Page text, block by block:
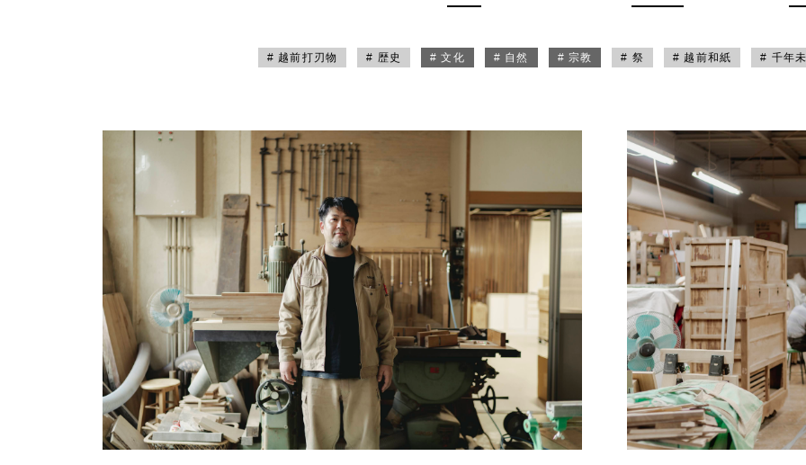
# 越前打刃物 # 歴史 # 文化 # 自然 # 宗教 # 祭 # 越前和紙 # 千年